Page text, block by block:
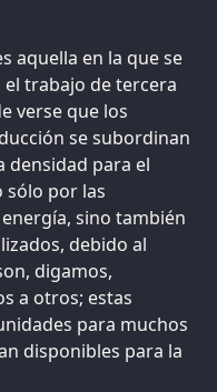
aquella en la que se
el trabajo de tercera
verse que los
se subordinan
densidad para el
sólo por las
sino también
debido al
digamos,
a otros; estas
para muchos
disponibles para la